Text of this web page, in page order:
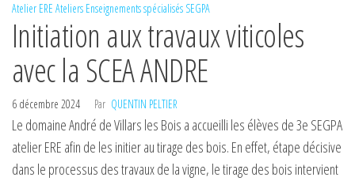
Atelier ERE Ateliers Enseignements spécialisés SEGPA
Initiation aux travaux viticoles
avec la SCEA ANDRE
6 décembre 2024 Par QUENTIN PELTIER
Le domaine André de Villars les Bois a accueilli les élèves de 3e SEGPA
atelier ERE afin de les initier au tirage des bois. En effet, étape décisive
dans le processus des travaux de la vigne, le tirage des bois intervient